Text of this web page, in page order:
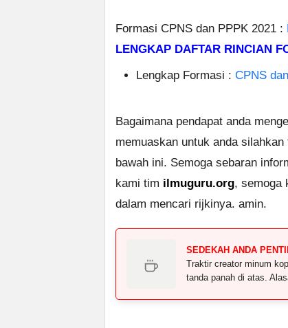
Formasi CPNS dan PPPK 2021 :
LENGKAP DAFTAR RINCIAN
Lengkap Formasi : CPNS
Bagaimana pendapat anda
memuaskan untuk anda
bawah ini. Semoga sebaran
kami tim ilmuguru.org, semoga
dalam mencari rijkinya. amin.
SEDEKAH ANDA
Traktir creator minum
tanda panah di atas.